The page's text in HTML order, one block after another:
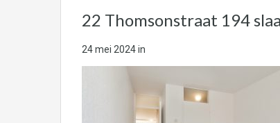
22 Thomsonstraat 194
24 mei 2024in